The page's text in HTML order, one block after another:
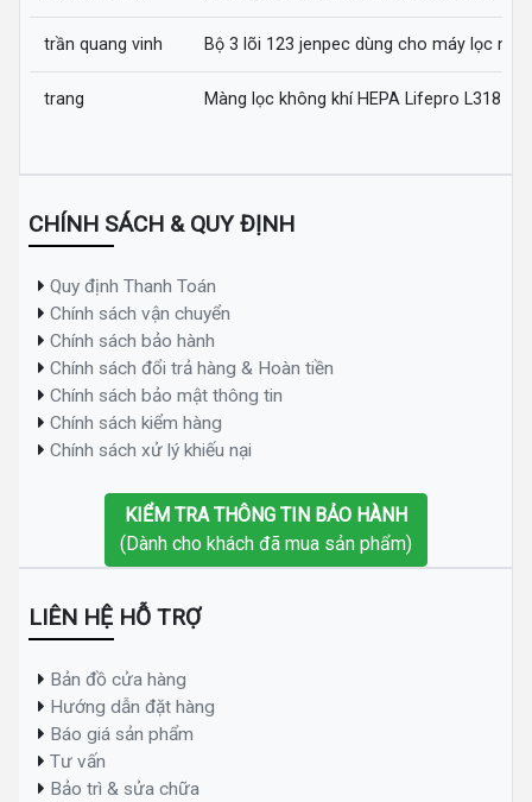
trần quang vinh Bộ 3 lõi 123 jenpec dùng cho máy lọc
trang Màng lọc không khí HEPA Lifepro L318-AZ
CHÍNH SÁCH & QUY ĐỊNH
Quy định Thanh Toán
Chính sách vận chuyển
Chính sách bảo hành
Chính sách đổi trả hàng & Hoàn tiền
Chính sách bảo mật thông tin
Chính sách kiểm hàng
Chính sách xử lý khiếu nại
KIỂM TRA THÔNG TIN BẢO HÀNH
(Dành cho khách đã mua sản phẩm)
LIÊN HỆ HỖ TRỢ
Bản đồ cửa hàng
Hướng dẫn đặt hàng
Báo giá sản phẩm
Tư vấn
Bảo trì & sửa chữa